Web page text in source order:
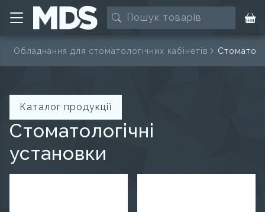
Обладнання для стоматологічних кабінетів
Каталог продукції
Стоматологічні
установки